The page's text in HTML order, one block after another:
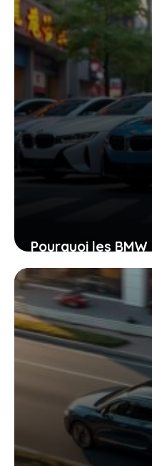
Pourquoi les
vous laissent sur
vous regardez
1 mai 2026